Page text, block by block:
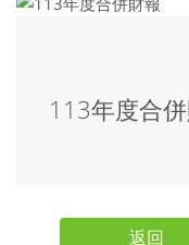
113年度合
返回